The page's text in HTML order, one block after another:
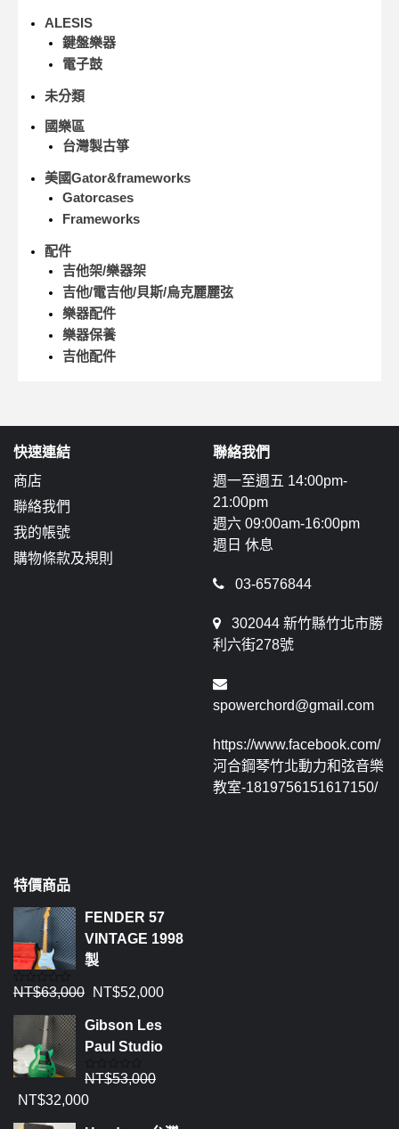
ALESIS
鍵盤樂器
電子鼓
未分類
國樂區
台灣製古箏
美國Gator&frameworks
Gatorcases
Frameworks
配件
吉他架/樂器架
吉他/電吉他/貝斯/烏克麗麗弦
樂器配件
樂器保養
吉他配件
快速連結
商店
聯絡我們
我的帳號
購物條款及規則
聯絡我們
週一至週五 14:00pm-
21:00pm
週六 09:00am-16:00pm
週日 休息
03-6576844
302044 新竹縣竹北市勝
利六街278號
spowerchord@gmail.com
https://www.facebook.com/
河合鋼琴竹北動力和弦音樂
教室-1819756151617150/
特價商品
FENDER 57
VINTAGE 1998
製
評
0
5
NT$63,000 NT$52,000
Gibson Les
Paul Studio
評
0
NT$53,000
NT$32,000